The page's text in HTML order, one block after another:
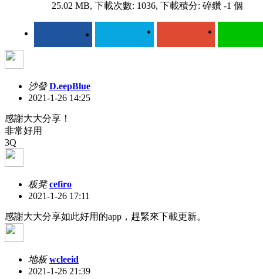
25.02 MB, 下載次數: 1036, 下載積分: 碎鑽 -1 個
沙發 D.eepBlue
2021-1-26 14:25
感謝大大分享！
非常好用
3Q
板凳 cefiro
2021-1-26 17:11
感謝大大分享如此好用的app，趕緊來下載更新。
地板 wcleeid
2021-1-26 21:39